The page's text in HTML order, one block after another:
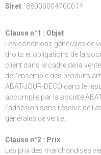
Siret : 88000004700014
Clause n°1 : Objet
Les conditions générales de
droits et obligations de la
client dans le cadre de la
de l’ensemble des produits
ABAT-JOUR-DECO dans le
accomplie par la société
l’adhésion sans réserve de
générales de vente.
Clause n°2 : Prix
Les prix des marchandises